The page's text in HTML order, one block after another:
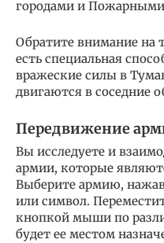
городами и
Обратите внимание на
есть специальная
вражеские силы в
двигаются в соседние
Передвижение
Вы исследуете и
армии, которые
Выберите армию,
или символ.
кнопкой мыши по
будет ее местом